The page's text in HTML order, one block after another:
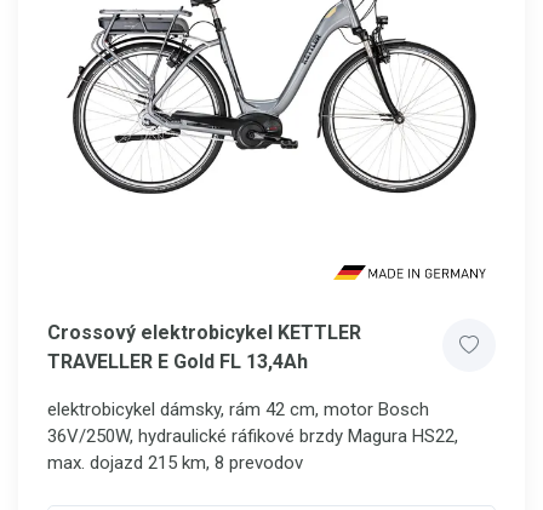
Crossový elektrobicykel KETTLER
TRAVELLER E Gold FL 13,4Ah
elektrobicykel dámsky, rám 42 cm, motor Bosch
36V/250W, hydraulické ráfikové brzdy Magura HS22,
max. dojazd 215 km, 8 prevodov